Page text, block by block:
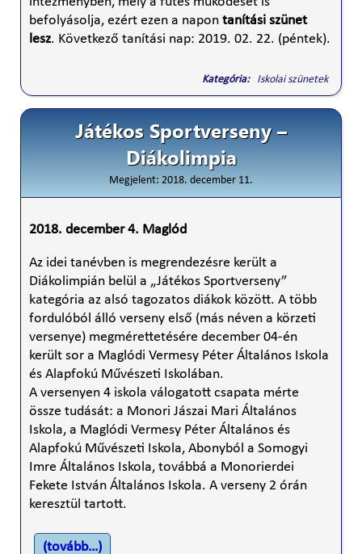
befolyásolja, ezért ezen a napon tanítási szünet
lesz. Következő tanítási nap: 2019. 02. 22. (péntek).
Kategória: Iskolai szünetek
Játékos Sportverseny –
Diákolimpia
Megjelent: 2018. december 11.
2018. december 4. Maglód
Az idei tanévben is megrendezésre került a
Diákolimpián belül a „Játékos Sportverseny”
kategória az alsó tagozatos diákok között. A több
fordulóból álló verseny első (más néven a körzeti
versenye) megmérettetésére december 04-én
került sor a Maglódi Vermesy Péter Általános Iskola
és Alapfokú Művészeti Iskolában.
A versenyen 4 iskola válogatott csapata mérte
össze tudását: a Monori Jászai Mari Általános
Iskola, a Maglódi Vermesy Péter Általános és
Alapfokú Művészeti Iskola, Abonyból a Somogyi
Imre Általános Iskola, továbbá a Monorierdei
Fekete István Általános Iskola. A verseny 2 órán
keresztül tartott.
(tovább…)